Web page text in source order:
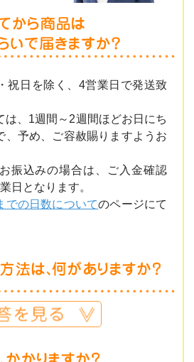
祝日を除く、4営業日で発送致
は、1週間～2週間ほどお日にち
、予め、ご容赦賜りますようお
振込みの場合は、ご入金確認
日となります。
での日数についてのページにて